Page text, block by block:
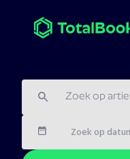
Datum